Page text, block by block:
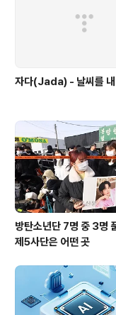
권을 놓쳤거나 세금이 높아
시키는 쪽으로 나아갔기 때문
자다(Jada) - 날씨를 내
방탄소년단 7명 중 3명
제5사단은 어떤 곳